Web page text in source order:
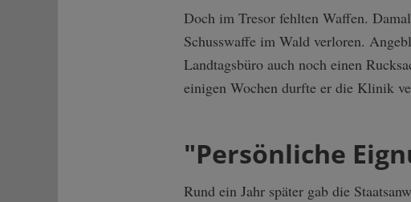
Doch im Tresor fehlten Waffen.
Schusswaffe im Wald verloren.
Landtagsbüro auch noch einen
einigen Wochen durfte er die Klinik
"Persönliche
Rund ein Jahr später gab die